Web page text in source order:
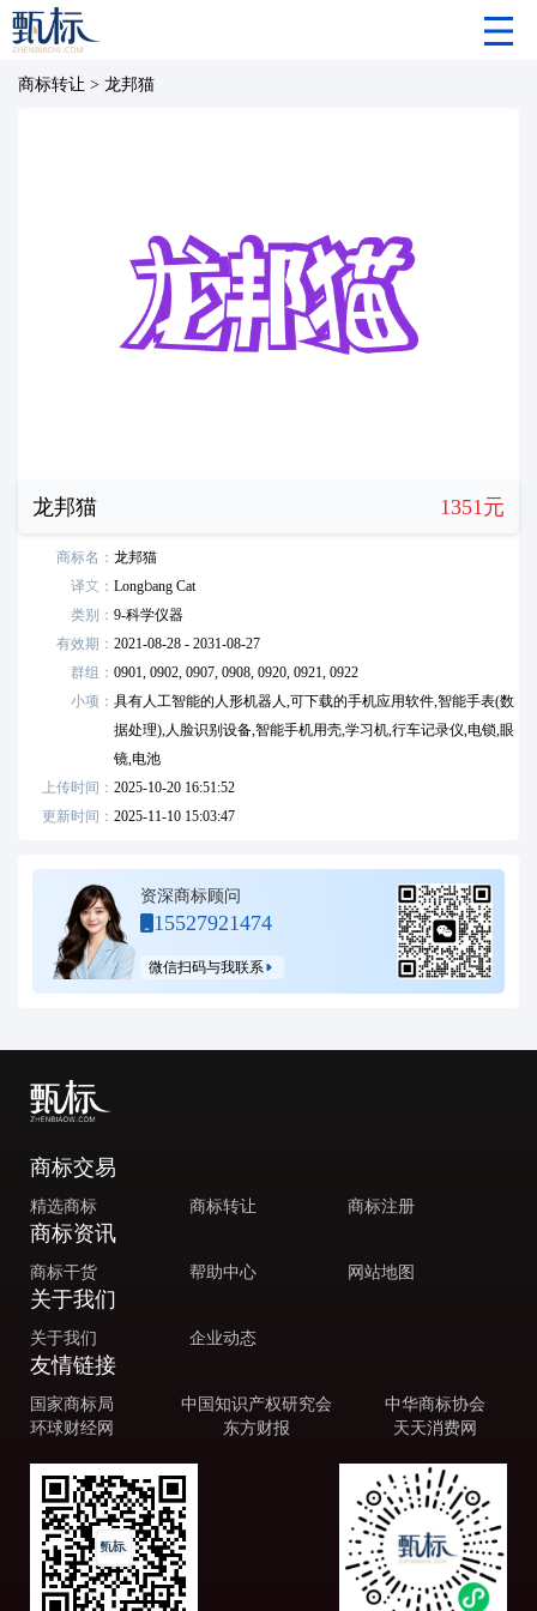
商标转让 > 龙邦猫
龙邦猫 1351元
商标名： 龙邦猫
译文： Longbang Cat
类别： 9-科学仪器
有效期： 2021-08-28 - 2031-08-27
群组： 0901,0902,0907,0908,0920,0921,0922
小项： 具有人工智能的人形机器人,可下载的手机应用软件,智能手表(数
据处理),人脸识别设备,智能手机用壳,学习机,行车记录仪,电锁,眼
镜,电池
上传时间： 2025-10-20 16:51:52
更新时间： 2025-11-10 15:03:47
资深商标顾问
15527921474
微信扫码与我联系
商标交易
精选商标 商标转让 商标注册
商标资讯
商标干货 帮助中心 网站地图
关于我们
关于我们 企业动态
友情链接
国家商标局 中国知识产权研究会
中华商标协会
环球财经网
东方财报 天天消费网